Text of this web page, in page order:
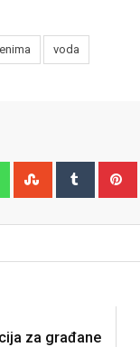
voda
WhatsappStumbleUpon
Tumblr
za građane